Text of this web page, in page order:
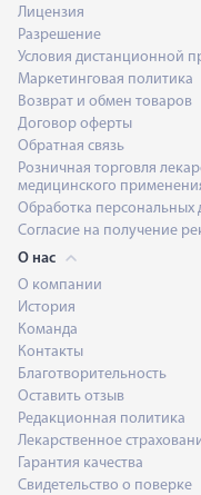
Лицензия
Разрешение
Условия дистанционной
Маркетинговая политика
Возврат и обмен товаров
Договор оферты
Обратная связь
Розничная торговля
медицинского
Обработка персональных
Согласие на получение
О нас
О компании
История
Команда
Контакты
Благотворительность
Оставить отзыв
Редакционная политика
Лекарственное
Гарантия качества
Свидетельство о поверке